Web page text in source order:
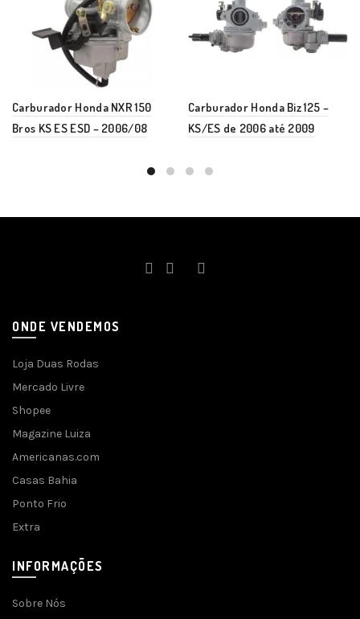
Carburador Honda NXR 150
Bros KS ES ESD – 2006/08
Carburador Honda Biz 125 –
KS/ES de 2006 até 2009
ONDE VENDEMOS
Loja Duas Rodas
Mercado Livre
Shopee
Magazine Luiza
Americanas.com
Casas Bahia
Ponto Frio
Extra
INFORMAÇÕES
Sobre Nós